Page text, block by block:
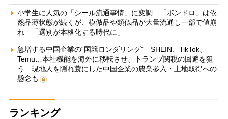
小学生に人気の「シール流通事情」に変調 「ボンドロ」は依
然品薄状態が続くが、模倣品や類似品が大量流通し一部で値崩
れ 「選別が本格化する時代に」
急増する中国企業の“国籍ロンダリング” SHEIN、TikTok、
Temu…本社機能を海外に移転させ、トランプ関税の回避を狙
う 現地人を隠れ蓑にした中国企業の農業参入・土地取得への
懸念も
ランキング